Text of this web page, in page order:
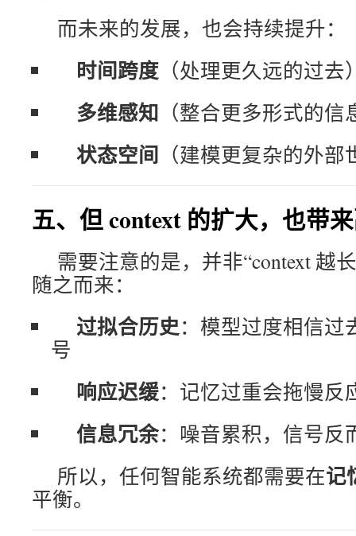
而未来的发展，也会持续提升：
时间跨度 （处理更久远的过去
多维感知 （整合更多形式的信
状态空间 （建模更复杂的外部
五、但 context 的扩大，也带
需要注意的是，并非“context 越
随之而来：
过拟合历史：模型过度相信过
号
响应迟缓：记忆过重会拖慢反
信息冗余：噪音累积，信号反
所以，任何智能系统都需要在记
平衡。